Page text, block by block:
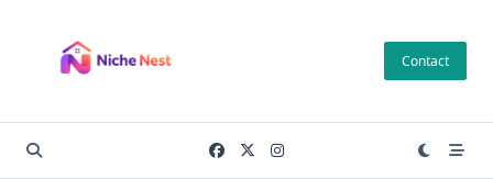
content
Contact